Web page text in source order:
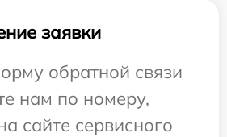
заявки
обратной связи
нам по номеру,
сайте сервисного